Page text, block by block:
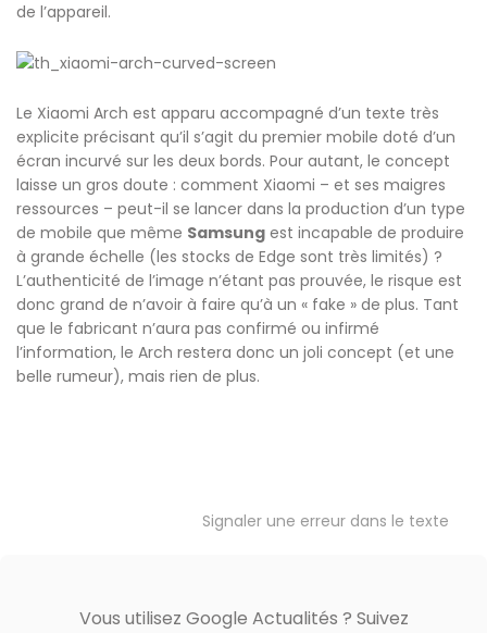
de l’appareil.
Le Xiaomi Arch est apparu accompagné d’un texte très
explicite précisant qu’il s’agit du premier mobile doté d’un
écran incurvé sur les deux bords. Pour autant, le concept
laisse un gros doute : comment Xiaomi – et ses maigres
ressources – peut-il se lancer dans la production d’un type
de mobile que même Samsung est incapable de produire
à grande échelle (les stocks de Edge sont très limités) ?
L’authenticité de l’image n’étant pas prouvée, le risque est
donc grand de n’avoir à faire qu’à un « fake » de plus. Tant
que le fabricant n’aura pas confirmé ou infirmé
l’information, le Arch restera donc un joli concept (et une
belle rumeur), mais rien de plus.
Signaler une erreur dans le texte
Vous utilisez Google Actualités ? Suivez